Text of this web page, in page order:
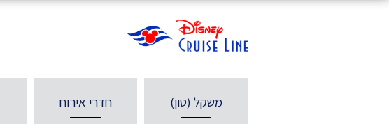
משקל (טון) חדרי אירוח